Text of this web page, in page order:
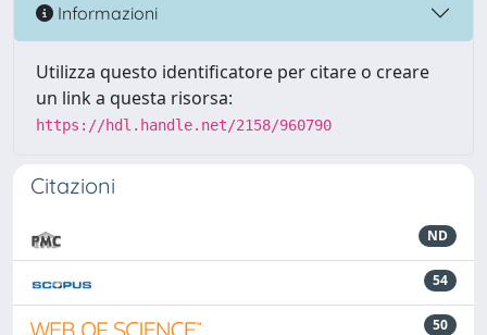
Informazioni
Utilizza questo identificatore per citare o creare
un link a questa risorsa:
https://hdl.handle.net/2158/960790
Citazioni
ND
54
50